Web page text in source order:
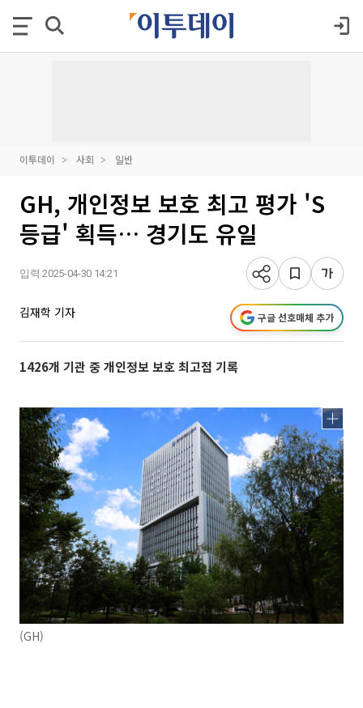
이투데이 사회 일반
GH, 개인정보 보호 최고 평가 'S
등급' 획득… 경기도 유일
입력 2025-04-30 14:21
김재학 기자 구글 선호매체 추가
1426개 기관 중 개인정보 보호 최고점 기록
(GH)